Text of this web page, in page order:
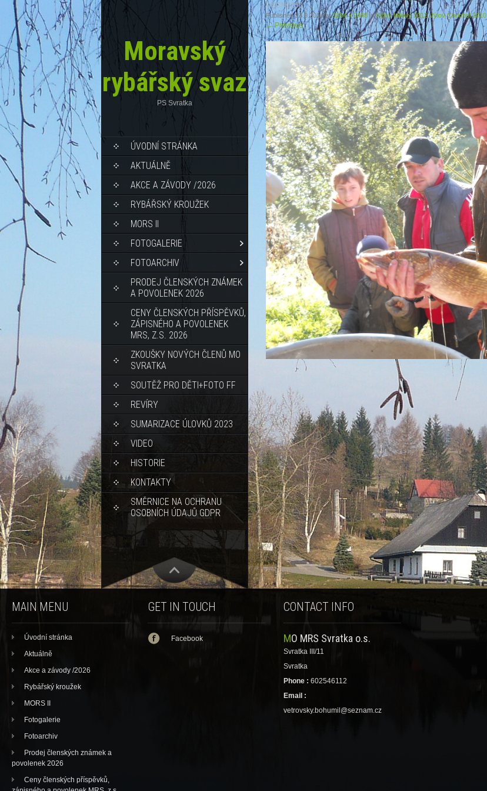
Moravský
rybářský svaz
PS Svratka
ÚVODNÍ STRÁNKA
AKTUÁLNĚ
AKCE A ZÁVODY /2026
RYBÁŘSKÝ KROUŽEK
MORS II
FOTOGALERIE
FOTOARCHIV
PRODEJ ČLENSKÝCH ZNÁMEK
A POVOLENEK 2026
CENY ČLENSKÝCH PŘÍSPĚVKŮ,
ZÁPISNÉHO A POVOLENEK
MRS, Z.S. 2026
ZKOUŠKY NOVÝCH ČLENŮ MO
SVRATKA
SOUTĚŽ PRO DĚTI+FOTO FF
REVÍRY
SUMARIZACE ÚLOVKŮ 2023
VIDEO
HISTORIE
KONTAKTY
SMĚRNICE NA OCHRANU
OSOBNÍCH ÚDAJŮ GDPR
DSCN0250
Published13.9.2014at3264 × 2448inVýlov Milovy 2012 Výlov Chochol 2010
←Previous
MAIN MENU
Úvodní stránka
Aktuálně
Akce a závody /2026
Rybářský kroužek
MORS II
Fotogalerie
Fotoarchiv
Prodej členských známek a
povolenek 2026
Ceny členských příspěvků,
GET IN TOUCH
Facebook
CONTACT INFO
MO MRS Svratka o.s.
Svratka III/11
Svratka
Phone : 602546112
Email :
vetrovsky.bohumil@seznam.cz